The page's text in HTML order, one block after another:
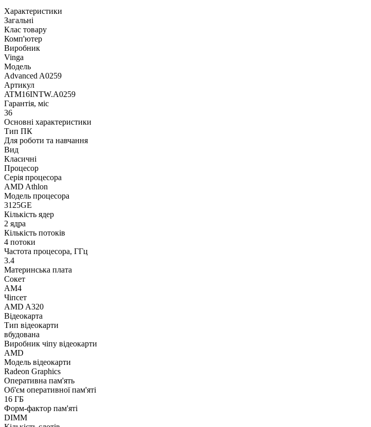
Характеристики
Загальні
Клас товару
Комп'ютер
Виробник
Vinga
Модель
Advanced A0259
Артикул
ATM16INTW.A0259
Гарантія, міс
36
Основні характеристики
Тип ПК
Для роботи та навчання
Вид
Класичні
Процесор
Серія процесора
AMD Athlon
Модель процесора
3125GE
Кількість ядер
2 ядра
Кількість потоків
4 потоки
Частота процесора, ГГц
3.4
Материнська плата
Сокет
AM4
Чіпсет
AMD A320
Відеокарта
Тип відеокарти
вбудована
Виробник чіпу відеокарти
AMD
Модель відеокарти
Radeon Graphics
Оперативна пам'ять
Об'єм оперативної пам'яті
16 ГБ
Форм-фактор пам'яті
DIMM